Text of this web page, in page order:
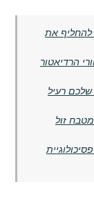
להחליף את
הרדיאטור
רעיל
זול